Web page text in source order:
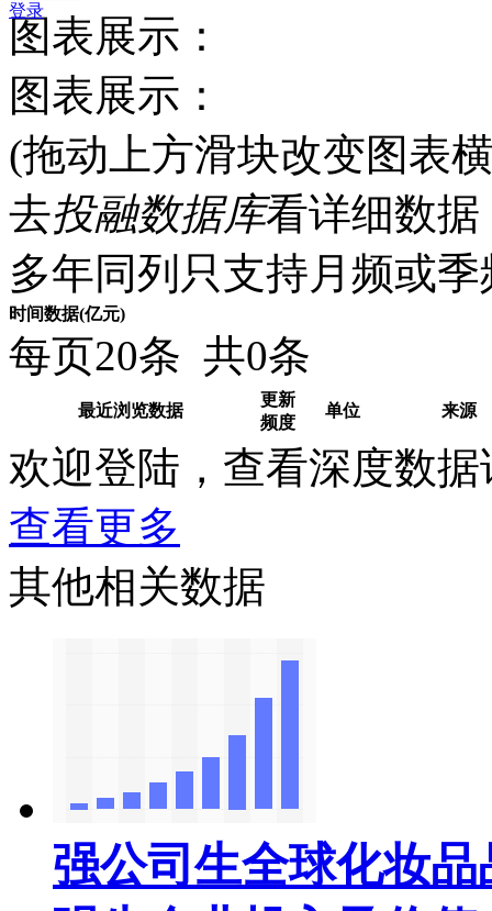
登录
图表展示：
图表展示：
(拖动上方滑块改变图表
去投融数据库看详细数据
多年同列只支持月频或
时间数据(亿元)
每页20条 共0条
最近浏览数据
更新
频度
单位 来源
欢迎登陆，查看深度数据
查看更多
其他相关数据
强公司生全球化妆品